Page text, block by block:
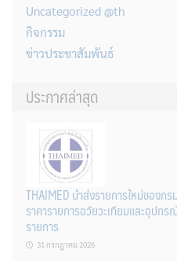
Uncategorized @th
กิจกรรม
ข่าวประชาสัมพันธ์
ประกาศล่าสุด
THAIMED นำส่งรายการใหม่ของ
ราคารายการอวัยวะเทียมและอุปก
รายการ
31 กรกฎาคม 2026